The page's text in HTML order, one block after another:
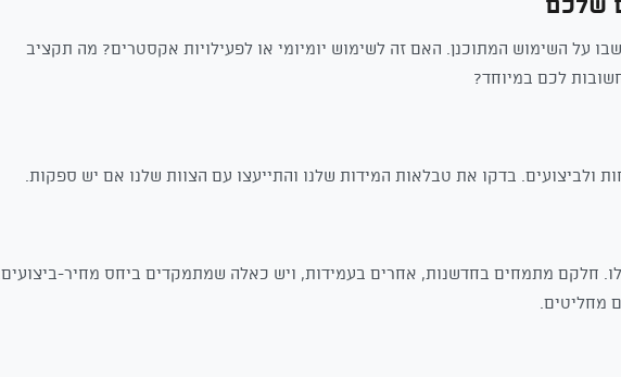
על השימוש המתוכנן. האם זה לשימוש יומיומי או לפעילויות אקסטרים? מה תקציב
לכם במיוחד?
ולביצועים. בדקו את טבלאות המידות שלנו והתייעצו עם הצוות שלנו אם יש ספקות.
חלקם מתמחים בחדשנות, אחרים בעמידות, ויש כאלה שמתמקדים ביחס מחיר-ביצועים.
מחליטים.